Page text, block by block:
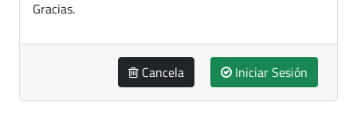
Gracias.
Cancela Iniciar Sesión